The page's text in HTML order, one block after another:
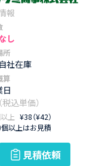
し
所
社在庫
算
日
上 ¥38（¥42）
以上はお見積
見積依頼